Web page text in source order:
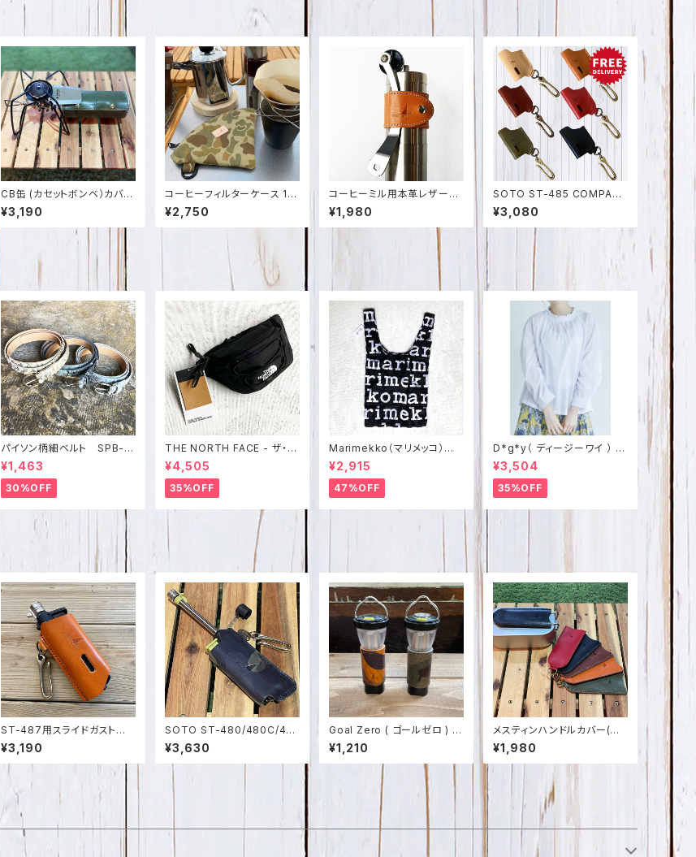
CB缶 (カセットボンベ）カバー
栃木レザー 日本製 証明書付
SPO-002
¥3,190
コーヒーフィルターケース 1～
4杯用 無地＆カモ柄 日本製 S
PO-034
¥2,750
コーヒーミル用本革レザーカ
バー 栃木レザー・姫路レザー
日本製 SPO-008
¥1,980
SOTO ST-485 COMPAC
T(コンパクト)・486 ACTIVE
(アクティブ)マイクロトーチ用
カバー（真鍮フック付） 栃木レ
ザー・姫路レザー 日本製 SP
¥3,080
パイソン柄細ベルト SPB-0
753
¥1,463
30%OFF
THE NORTH FACE - ザ・ノ
ース・フェイス JESTER LU
MBER bnf0a52tmjk3
¥4,505
35%OFF
Marimekko（マリメッコ）
Marilogo スマートバッグ T
ote Bag
¥2,915
47%OFF
D*g*y（ ディージーワイ ） フ
リル襟2WAYブラウス コット
ンローン D8387
¥3,504
35%OFF
ST-487用スライドガストー
チカバー（真鍮ﾌｯｸ付）栃木レ
ザー SPO-035
¥3,190
SOTO ST-480/480C/40
7用 スライドガストーチケース
（真鍮フック付） 迷彩 イタリア
ンレザー 日本製 SPO-001-
¥3,630
Goal Zero ( ゴールゼロ ) 用
迷彩柄レザーカバー イタリア
ンレザー 日本製 SPO-028
¥1,210
メスティンハンドルカバー(栃
木レザー) SPO-003
¥1,980